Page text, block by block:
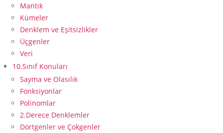
Mantık
Kümeler
Denklem ve Eşitsizlikler
Üçgenler
Veri
10.Sınıf Konuları
Sayma ve Olasılık
Fonksiyonlar
Polinomlar
2.Derece Denklemler
Dörtgenler ve Çokgenler